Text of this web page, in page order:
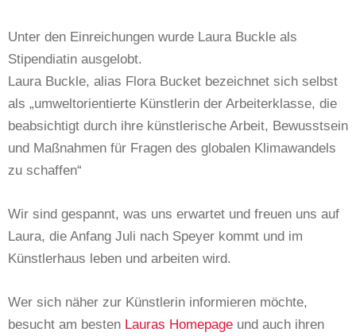
Unter den Einreichungen wurde Laura Buckle als
Stipendiatin ausgelobt.
Laura Buckle, alias Flora Bucket bezeichnet sich selbst
als „umweltorientierte Künstlerin der Arbeiterklasse, die
beabsichtigt durch ihre künstlerische Arbeit, Bewusstsein
und Maßnahmen für Fragen des globalen Klimawandels
zu schaffen“
Wir sind gespannt, was uns erwartet und freuen uns auf
Laura, die Anfang Juli nach Speyer kommt und im
Künstlerhaus leben und arbeiten wird.
Wer sich näher zur Künstlerin informieren möchte,
besucht am besten Lauras Homepage und auch ihren